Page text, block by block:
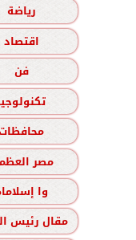
رياضة
اقتصاد
فن
مصر
وا
مقال رئيس